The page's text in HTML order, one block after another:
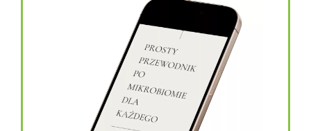
topinambur w kapsułkach